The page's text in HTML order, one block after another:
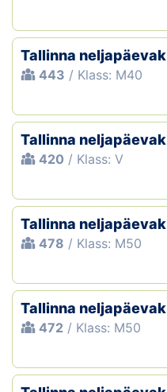
Tallinna neljapäevak
443 / Klass: M40
Tallinna neljapäevak
420 / Klass: V
Tallinna neljapäevak
478 / Klass: M50
Tallinna neljapäevak
472 / Klass: M50